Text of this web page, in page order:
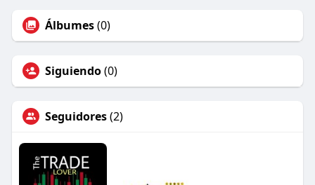
Álbumes(0)
Siguiendo(0)
Seguidores(2)